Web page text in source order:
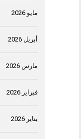
مايو 2026
أبريل 2026
مارس 2026
فبراير 2026
يناير 2026